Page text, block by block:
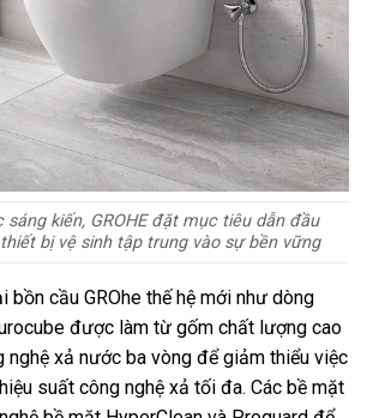
sáng kiến, GROHE đặt mục tiêu dẫn đầu
bị vệ sinh tập trung vào sự bền vững
bồn cầu GROhe thế hệ mới như dòng
được làm từ gốm chất lượng cao
xả nước ba vòng để giảm thiểu việc
suất công nghệ xả tối đa. Các bề mặt